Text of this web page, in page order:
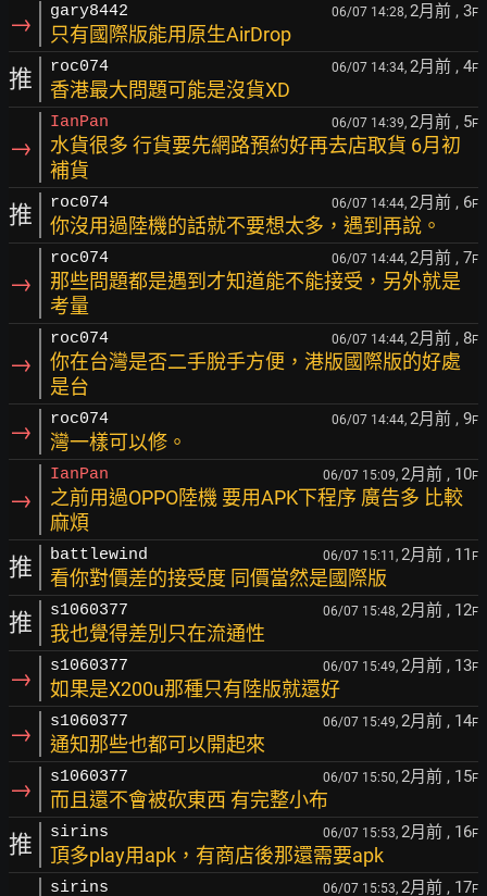
→ gary8442 06/07 14:28, 2月前 , 3F
只有國際版能用原生AirDrop
推 roc074 06/07 14:34, 2月前 , 4F
香港最大問題可能是沒貨XD
→
IanPan 06/07 14:39, 2月前 , 5F
水貨很多 行貨要先網路預約好再去店取貨 6月初
補貨
推 roc074 06/07 14:44, 2月前 , 6F
你沒用過陸機的話就不要想太多，遇到再說。
→
roc074 06/07 14:44, 2月前 , 7F
那些問題都是遇到才知道能不能接受，另外就是
考量
→
roc074 06/07 14:44, 2月前 , 8F
你在台灣是否二手脫手方便，港版國際版的好處
是台
→ roc074 06/07 14:44, 2月前 , 9F
灣一樣可以修。
→
IanPan 06/07 15:09, 2月前 , 10F
之前用過OPPO陸機 要用APK下程序 廣告多 比較
麻煩
推 battlewind 06/07 15:11, 2月前 , 11 F
看你對價差的接受度 同價當然是國際版
推 s1060377 06/07 15:48, 2月前 , 12F
我也覺得差別只在流通性
→ s1060377 06/07 15:49, 2月前 , 13F
如果是X200u那種只有陸版就還好
→ s1060377 06/07 15:49, 2月前 , 14F
通知那些也都可以開起來
→ s1060377 06/07 15:50, 2月前 , 15F
而且還不會被砍東西 有完整小布
推 sirins 06/07 15:53, 2月前 , 16F
頂多play用apk，有商店後那還需要apk
sirins 06/07 15:53, 2月前 , 17F